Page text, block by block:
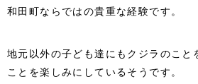
和田町ならではの貴重な経験です。
地元以外の子ども達にもクジラのこ
ことを楽しみにしているそうです。